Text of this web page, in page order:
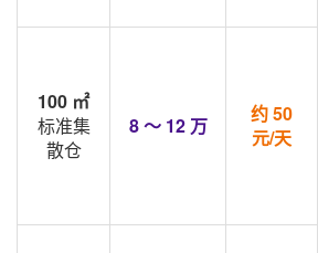
100 ㎡
标准集
散仓
8 ～ 12 万
约 50
元/天